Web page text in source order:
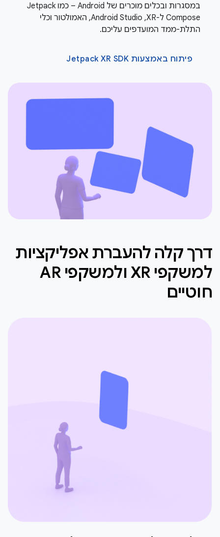
במסגרות ובכלים מוכרים של Android – כמו Jetpack
Compose ל-XR,‏ Android Studio, האמולטור וכלי
התלת-ממד המועדפים עליכם.
פיתוח באמצעות Jetpack XR SDK
דרך קלה להעברת אפליקציות
למשקפי XR ולמשקפי AR
חוטיים